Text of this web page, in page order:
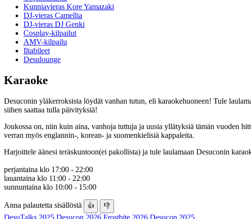
Kunniavieras Kore Yamazaki
DJ-vieras Camellia
DJ-vieras DJ Genki
Cosplay-kilpailut
AMV-kilpailu
Iltabileet
Desulounge
Karaoke
Desuconin yläkerroksista löydät vanhan tutun, eli karaokehuoneen! Tule
siihen saattaa tulla päivityksiä!
Joukossa on, niin kuin aina, vanhoja tuttuja ja uusia yllätyksiä tämän vuoden
verran myös englannin-, korean- ja suomenkielisiä kappaleita.
Harjoittele äänesi teräskuntoon(ei pakollista) ja tule laulamaan Desuconin
perjantaina klo 17:00 - 22:00
lauantaina klo 11:00 - 22:00
sunnuntaina klo 10:00 - 15:00
Anna palautetta sisällöstä 👍 👎
DesuTalks 2025 Desucon 2026 Frostbite 2026 Desucon 2025